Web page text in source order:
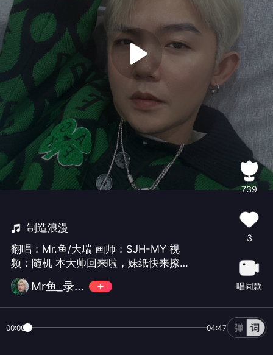
制造浪漫
翻唱：Mr.鱼/大瑞 画师：SJH-MY 视
频：随机 本大帅回来啦，妹纸快来撩
我。撩的链接～微博：@Mr.鱼_录音师
qq群：610974415 （敲门砖：被鱼征
服）
Mr鱼_录音师
739
3
唱同款
00:00 04:47